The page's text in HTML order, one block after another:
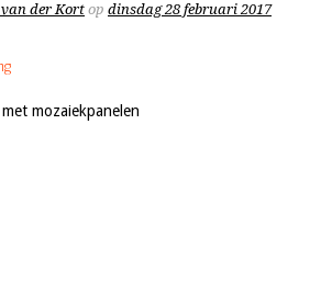
van der Kort op dinsdag 28 februari 2017
mozaiekpanelen